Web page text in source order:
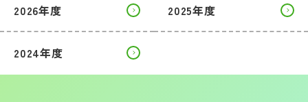
2026年度 2025年度
2024年度